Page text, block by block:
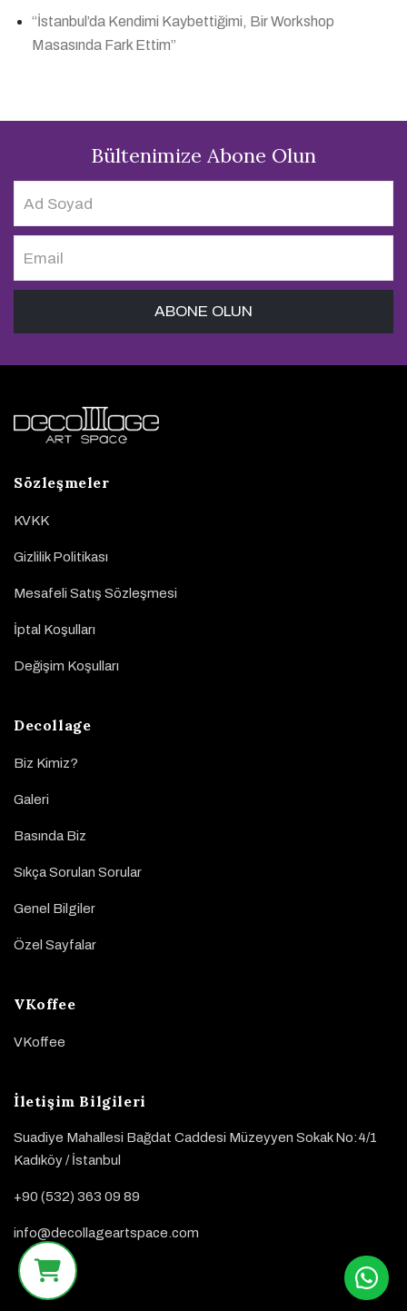
“İstanbul’da Kendimi Kaybettiğimi, Bir Workshop
Masasında Fark Ettim”
Bültenimize Abone Olun
Sözleşmeler
KVKK
Gizlilik Politikası
Mesafeli Satış Sözleşmesi
İptal Koşulları
Değişim Koşulları
Decollage
Biz Kimiz?
Galeri
Basında Biz
Sıkça Sorulan Sorular
Genel Bilgiler
Özel Sayfalar
VKoffee
VKoffee
İletişim Bilgileri
Suadiye Mahallesi Bağdat Caddesi Müzeyyen Sokak No:4/1
Kadıköy / İstanbul
+90 (532) 363 09 89
info@decollageartspace.com